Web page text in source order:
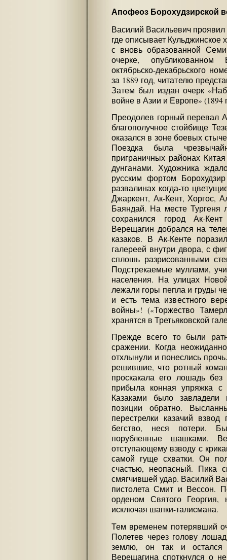
Апофеоз Борохудзирской
Василий Васильевич
где описывает Кульджинское
с вновь образованной
очерке,
октябрьско-декабрьского
за 1889 год, читателю
Затем был издан очерк
войне в Азии и Европе» (1894
Преодолев горный перевал
благополучное стойбище
оказался в зоне боевых
Поездка была
приграничных районах
дунганами. Художника
русским фортом
развалинах когда-то
Джаркент, Ак-Кент, Хоргос,
Баяндай. На месте Тургеня
сохранился город Ак-
Верещагин добрался на
казаков. В Ак-Кенте
галереей внутри двора, с
сплошь разрисованными
Подстрекаемые муллами,
населения. На улицах
лежали горы пепла и груды
и есть тема известного
войны»! («Торжество
хранятся в Третьяковской
Прежде всего то были
сражении. Когда
отхлынули и понеслись
решившие, что ротный
проскакала его лошадь
прибыла конная упряжка с
Казаками было завладели
позиции обратно.
перестрелки казачий
бегство, неся потери.
порубленные шашками.
отступающему взводу с
самой гуще схватки. Он
счастью, неопасный. Пика
смягчившей удар. Василий
пистолета Смит и Вессон.
орденом Святого
исключая шапки-талисмана.
Тем временем потерявший
Полетев через голову
землю, он так и остался
Верещагина споткнулся о